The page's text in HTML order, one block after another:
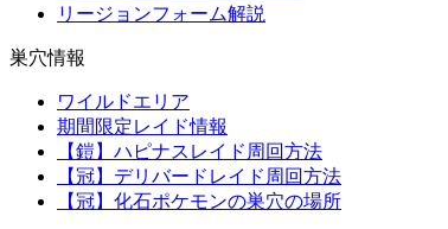
リージョンフォーム解説
巣穴情報
ワイルドエリア
期間限定レイド情報
【鎧】ハピナスレイド周回方法
【冠】デリバードレイド周回方法
【冠】化石ポケモンの巣穴の場所